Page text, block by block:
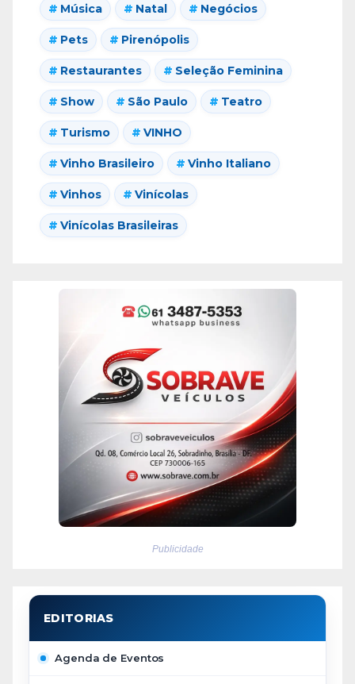
Música Natal Negócios
Pets Pirenópolis
Restaurantes Seleção Feminina
Show São Paulo Teatro
Turismo VINHO
Vinho Brasileiro Vinho Italiano
Vinhos Vinícolas
Vinícolas Brasileiras
Publicidade
Agenda de Eventos